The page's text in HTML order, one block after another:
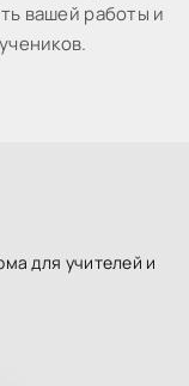
вашей работы и
для учителей и